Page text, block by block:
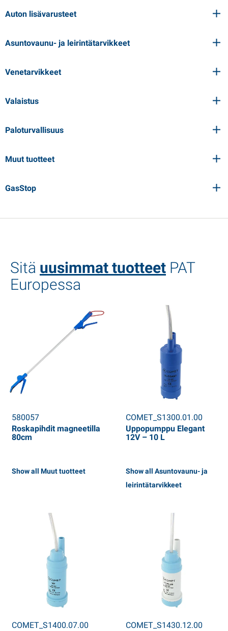
Auton lisävarusteet
Asuntovaunu- ja leirintätarvikkeet
Venetarvikkeet
Valaistus
Paloturvallisuus
Muut tuotteet
GasStop
Sitä uusimmat tuotteet PAT
Europessa
580057
Roskapihdit magneetilla
80cm
Show all Muut tuotteet
COMET_S1300.01.00
Uppopumppu Elegant
12V – 10 L
Show all Asuntovaunu- ja
leirintätarvikkeet
COMET_S1400.07.00
COMET_S1430.12.00